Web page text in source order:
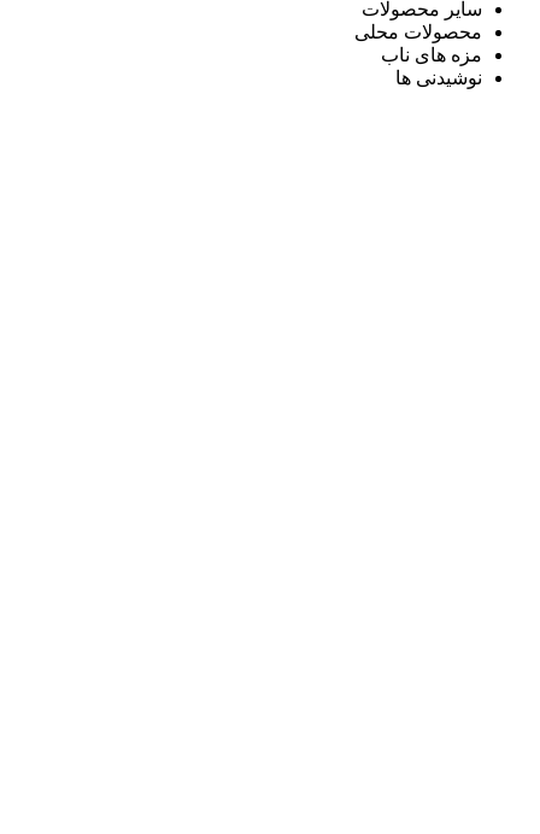
سایر محصولات
محصولات محلی
مزه های ناب
نوشیدنی ها